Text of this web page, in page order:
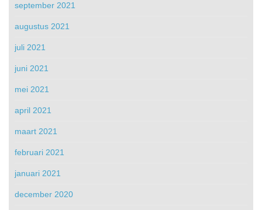
september 2021
augustus 2021
juli 2021
juni 2021
mei 2021
april 2021
maart 2021
februari 2021
januari 2021
december 2020